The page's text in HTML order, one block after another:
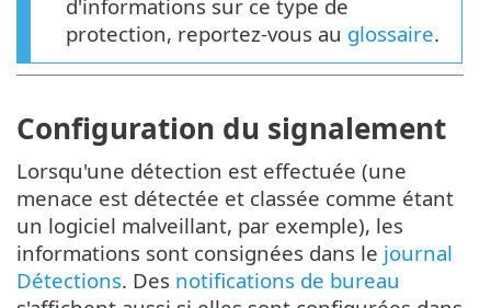
d'informations sur ce type de
protection, reportez-vous au glossaire.
Configuration du signalement
Lorsqu'une détection est effectuée (une
menace est détectée et classée comme étant
un logiciel malveillant, par exemple), les
informations sont consignées dans le journal
Détections. Des notifications de bureau